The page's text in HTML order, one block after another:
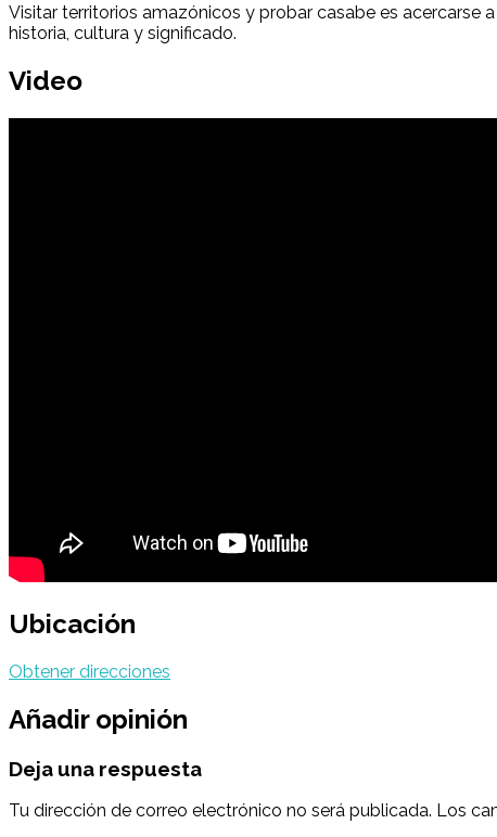
Visitar territorios amazónicos y probar casabe es acercarse
historia, cultura y significado.
Video
Ubicación
Obtener direcciones
Añadir opinión
Deja una respuesta
Tu dirección de correo electrónico no será publicada. Los